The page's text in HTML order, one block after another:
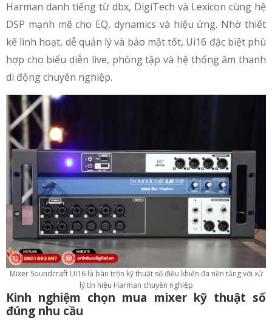
Harman danh tiếng từ dbx, DigiTech và Lexicon cùng hệ
DSP mạnh mẽ cho EQ, dynamics và hiệu ứng. Nhờ thiết
kế linh hoạt, dễ quản lý và bảo mật tốt, Ui16 đặc biệt phù
hợp cho biểu diễn live, phòng tập và hệ thống âm thanh
di động chuyên nghiệp.
Mixer Soundcraft Ui16 là bàn trộn kỹ thuật số điều khiển đa nền tảng với xử
lý tín hiệu Harman chuyên nghiệp
Kinh nghiệm chọn mua mixer kỹ thuật số
đúng nhu cầu